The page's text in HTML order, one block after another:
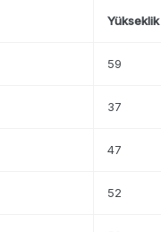
Yükseklik
59
37
47
52